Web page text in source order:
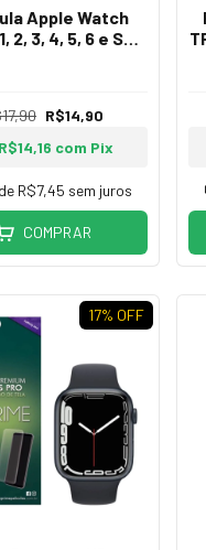
Apple Watch
2, 3, 4, 5, 6 e SE -
R$14,90
R$14,16 com Pix
R$7,45 sem juros
COMPRAR
17% OFF